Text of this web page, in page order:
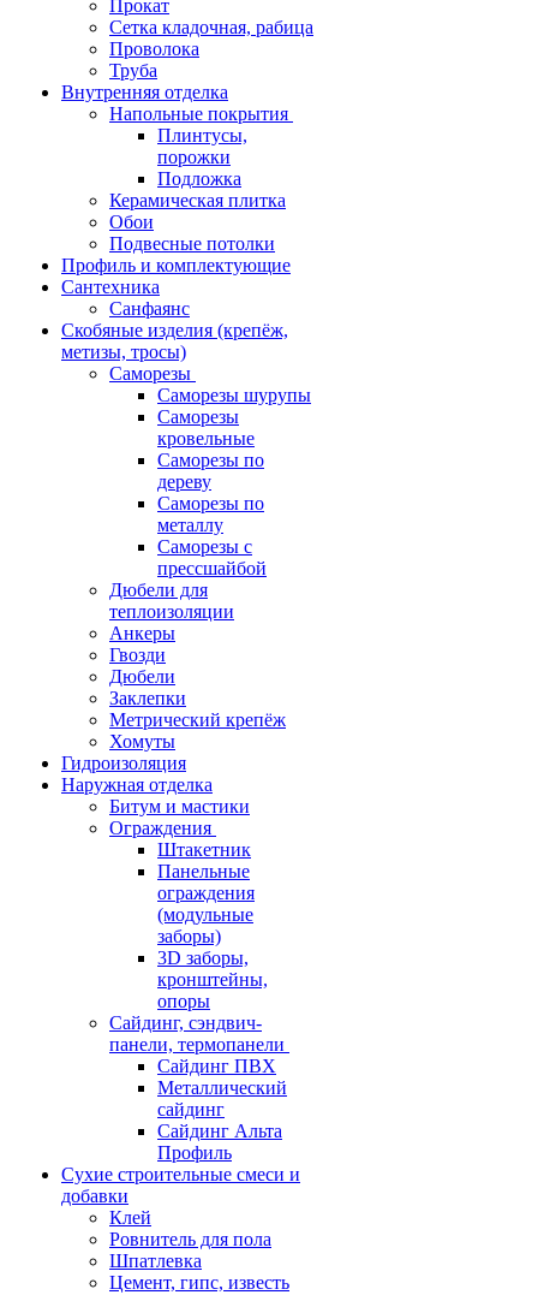
Прокат
Сетка кладочная, рабица
Проволока
Труба
Внутренняя отделка
Напольные покрытия
Плинтусы,
порожки
Подложка
Керамическая плитка
Обои
Подвесные потолки
Профиль и комплектующие
Сантехника
Санфаянс
Скобяные изделия (крепёж,
метизы, тросы)
Саморезы
Саморезы шурупы
Саморезы
кровельные
Саморезы по
дереву
Саморезы по
металлу
Саморезы с
прессшайбой
Дюбели для
теплоизоляции
Анкеры
Гвозди
Дюбели
Заклепки
Метрический крепёж
Хомуты
Гидроизоляция
Наружная отделка
Битум и мастики
Ограждения
Штакетник
Панельные
ограждения
(модульные
заборы)
3D заборы,
кронштейны,
опоры
Cайдинг, сэндвич-
панели, термопанели
Сайдинг ПВХ
Металлический
сайдинг
Сайдинг Альта
Профиль
Сухие строительные смеси и
добавки
Клей
Ровнитель для пола
Шпатлевка
Цемент, гипс, известь